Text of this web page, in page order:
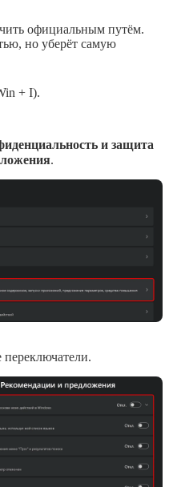
официальным путём.
но уберёт самую
+ I).
и защита
.